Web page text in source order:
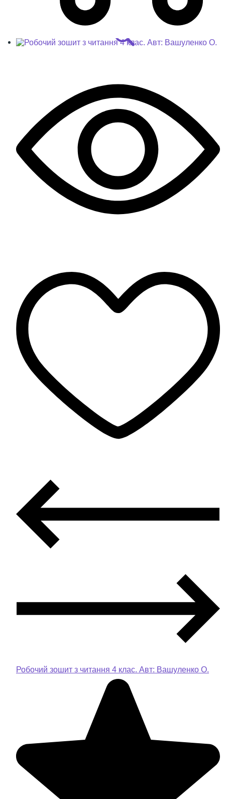
Робочий зошит з читання 4 клас. Авт: Вашуленко О.